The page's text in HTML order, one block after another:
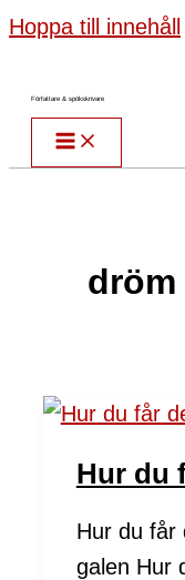
Hoppa till innehåll
Författare & spökskrivare
dröm
Hur du
Hur du får
galen Hur